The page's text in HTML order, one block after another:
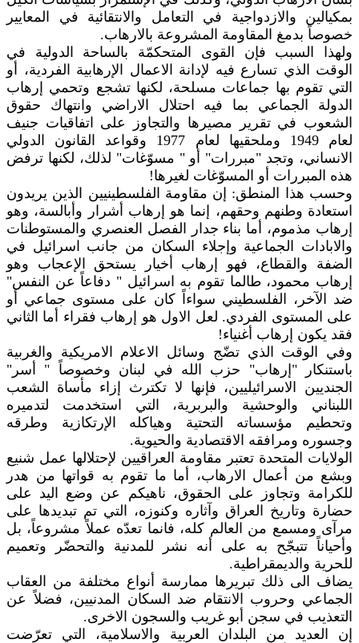
بمكيالين والازدواجية في التعامل والانتقائية في المعايير
خصوصاً بدمغ المقاومة المشروعة بالارهاب.
ولهذا السبب فإن القوى المتحكمّة بالساحة الدولية في
الوقت الذي تسارع فيه لإدانة الاعمال الإرهابية الفردية، أو
التي تقوم بها جماعات مسلحة، لكنها تشجع وتحمي إرهاب
الدولة الجماعي بما فيه احتلال الاراضي وانتهاك حقوق
الشعوب في تقرير مصيرها والتجاوز على اتفاقيات جنيف
لعام 1949 وملحقيها لعام 1977 وقواعد القانون الدولي
الانساني، وتجد "مبررات" أو " مسوّغات" لذلك، لكنها ترفض
هذه المبررات أو المسوّغات لغيرها!
وحسب هذا المنطق: إن مقاومة الفلسطينيين الذين يريدون
استعادة وطنهم وحقهم، إنما هو إرهاب أشرار وأبالسة، وهو
إرهاب مذموم، أما بناء جدار الفصل العنصري والمستوطنات
والابادات الجماعية وإجلاء السكان من جانب اسرائيل في
الضفة والقطاع، فهو إرهاب أخيار يستحق الإعجاب وهو
إرهاب محمود، طالما تقوم به اسرائيل " دفاعاً عن النفس"
ضد الآخر، الفلسطيني سواءاً كان على مستوى جماعي أو
على المستوى الفردي. لعل الاول هو إرهاب فقراء أما الثاني
فقد يكون إرهاب أغنياء!
وفي الوقت الذي تضّج وسائل الاعلام الامريكية والغربية
باستنكار "إرهاب" حزب الله في لبنان وخصوصاً " أسر"
الجنديين الاسرائيليين، فإنها لا تكترث إزاء مأساة الشعب
اللبناني والوحشية والبربرية، التي استخدمت لتدميره
وتحطيم مؤسساته التحتية وهياكله الإرتكازية وطرقه
وجسوره ومرافقه الاقتصادية والحيوية.
الولايات المتحدة تعتبر مقاومة العراقيين لإحتلالها عمل شنيع
وبشع من أعمال الارهاب، أما ما تقوم به قواتها من هدر
للكرامة وتجاوز على الحقوق، ناهيكم عن وضع اليد على
حضارة وتاريخ العراق وآثاره وكنوزه، التي تم تبديدها على
مرآى ومسمع من العالم كله، فانما تعدّه عملاً مشروعاً، بل
وأحياناً تتبجّح به على أنه نشر للمدنية والتحضّر وتعميم
للحرية والديمقراطية.
يضاف الى ذلك تبريرها ممارسة أنواع مختلفة من العقاب
الجماعي وحروب الانتقام ضد السكان المدنيين، فضلاً عن
التعذيب في سجن أبو غريب والسجون الاخرى.
إن العديد من البلدان العربية والاسلامية، التي تعرّضت